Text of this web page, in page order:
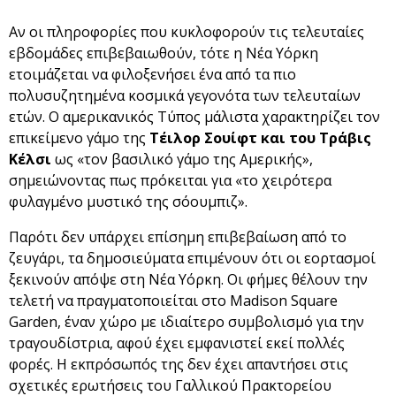
Αν οι πληροφορίες που κυκλοφορούν τις τελευταίες
εβδομάδες επιβεβαιωθούν, τότε η Νέα Υόρκη
ετοιμάζεται να φιλοξενήσει ένα από τα πιο
πολυσυζητημένα κοσμικά γεγονότα των τελευταίων
ετών. Ο αμερικανικός Τύπος μάλιστα χαρακτηρίζει τον
επικείμενο γάμο της Τέιλορ Σουίφτ και του Τράβις
Κέλσι ως «τον βασιλικό γάμο της Αμερικής»,
σημειώνοντας πως πρόκειται για «το χειρότερα
φυλαγμένο μυστικό της σόουμπιζ».
Παρότι δεν υπάρχει επίσημη επιβεβαίωση από το
ζευγάρι, τα δημοσιεύματα επιμένουν ότι οι εορτασμοί
ξεκινούν απόψε στη Νέα Υόρκη. Οι φήμες θέλουν την
τελετή να πραγματοποιείται στο Madison Square
Garden, έναν χώρο με ιδιαίτερο συμβολισμό για την
τραγουδίστρια, αφού έχει εμφανιστεί εκεί πολλές
φορές. Η εκπρόσωπός της δεν έχει απαντήσει στις
σχετικές ερωτήσεις του Γαλλικού Πρακτορείου